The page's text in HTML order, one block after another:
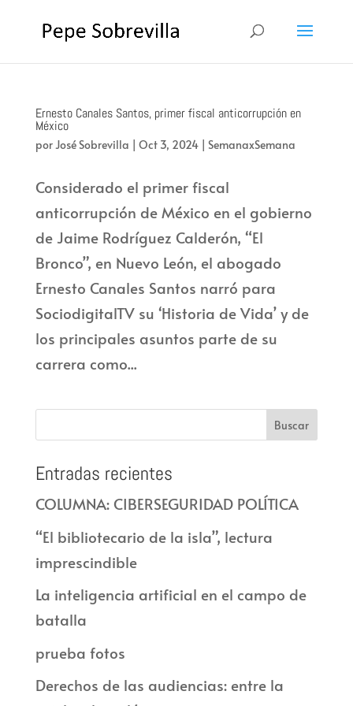
Ernesto Canales Santos, primer fiscal anticorrupción en
México
porJosé Sobrevilla | Oct 3, 2024| SemanaxSemana
Considerado el primer fiscal
anticorrupción de México en el gobierno
de Jaime Rodríguez Calderón, “El
Bronco”, en Nuevo León, el abogado
Ernesto Canales Santos narró para
SociodigitalTV su ‘Historia de Vida’ y de
los principales asuntos parte de su
carrera como...
Entradas recientes
COLUMNA: CIBERSEGURIDAD POLÍTICA
“El bibliotecario de la isla”, lectura
imprescindible
La inteligencia artificial en el campo de
batalla
prueba fotos
Derechos de las audiencias: entre la